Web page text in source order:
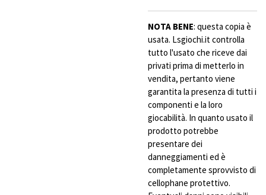
NOTA BENE: questa copia è
usata. Lsgiochi.it controlla
tutto l'usato che riceve dai
privati prima di metterlo in
vendita, pertanto viene
garantita la presenza di tutti i
componenti e la loro
giocabilità. In quanto usato il
prodotto potrebbe
presentare dei
danneggiamenti ed è
completamente sprovvisto di
cellophane protettivo.